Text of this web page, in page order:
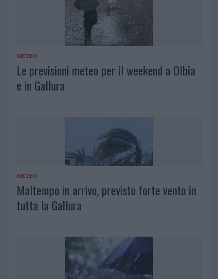
METEO
Le previsioni meteo per il weekend a Olbia
e in Gallura
METEO
Maltempo in arrivo, previsto forte vento in
tutta la Gallura